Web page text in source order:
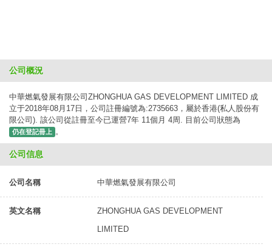
公司概況
中華燃氣發展有限公司ZHONGHUA GAS DEVELOPMENT LIMITED 成
立于2018年08月17日，公司註冊編號為:2735663，屬於香港(私人股份有
限公司). 該公司從註冊至今已運營7年 11個月 4周. 目前公司狀態為
仍在登記冊上 。
公司信息
公司名稱 中華燃氣發展有限公司
英文名稱
ZHONGHUA GAS DEVELOPMENT
LIMITED